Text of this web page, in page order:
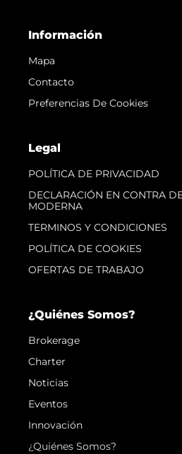
Información
Mapa
Contacto
Preferencias De Cookies
Legal
POLÍTICA DE PRIVACIDAD
DECLARACIÓN EN CONTRA
MODERNA
TERMINOS Y CONDICIONES
POLÍTICA DE COOKIES
OFERTAS DE TRABAJO
¿Quiénes Somos?
Brokerage
Charter
Noticias
Eventos
Innovación
¿Quiénes Somos?